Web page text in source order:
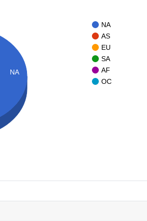
NA
AS
EU
SA
AF
OC
NA